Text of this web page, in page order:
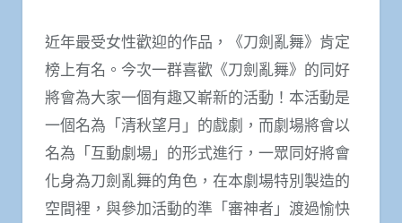
近年最受女性歡迎的作品，《刀劍亂舞》肯定
榜上有名。今次一群喜歡《刀劍亂舞》的同好
將會為大家一個有趣又嶄新的活動！本活動是
一個名為「清秋望月」的戲劇，而劇場將會以
名為「互動劇場」的形式進行，一眾同好將會
化身為刀劍亂舞的角色，在本劇場特別製造的
空間裡，與參加活動的準「審神者」渡過愉快